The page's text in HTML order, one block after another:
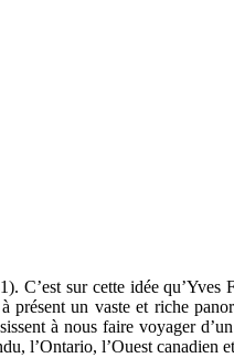
C’est sur cette idée
un vaste et riche
à nous faire voyager
l’Ontario, l’Ouest canadien